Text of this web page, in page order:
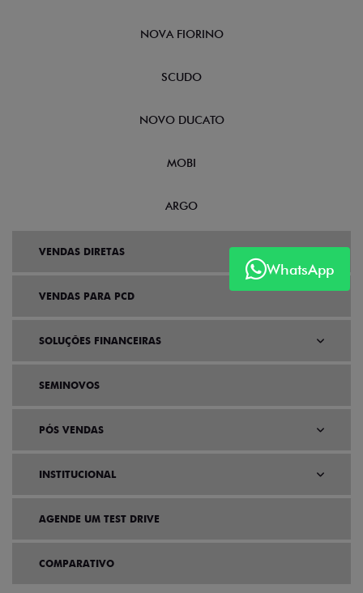
WhatsApp
NOVA FIORINO
SCUDO
NOVO DUCATO
MOBI
ARGO
VENDAS DIRETAS
VENDAS PARA PCD
SOLUÇÕES FINANCEIRAS
SEMINOVOS
PÓS VENDAS
INSTITUCIONAL
AGENDE UM TEST DRIVE
COMPARATIVO